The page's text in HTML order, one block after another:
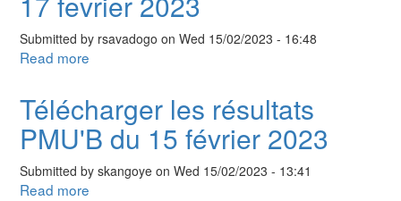
du
16
Submitted by rsavadogo on Wed 15/02/2023 - 16:48
Read more
PMU'B
du
17
fevrier
Télécharger les résultats
PMU'B du 15 février 2023
Submitted by skangoye on Wed 15/02/2023 - 13:41
Read more